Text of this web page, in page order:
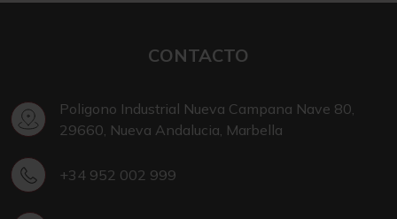
CONTACTO
Poligono Industrial Nueva Campana Nave 80,
29660, Nueva Andalucia, Marbella
+34 952 002 999